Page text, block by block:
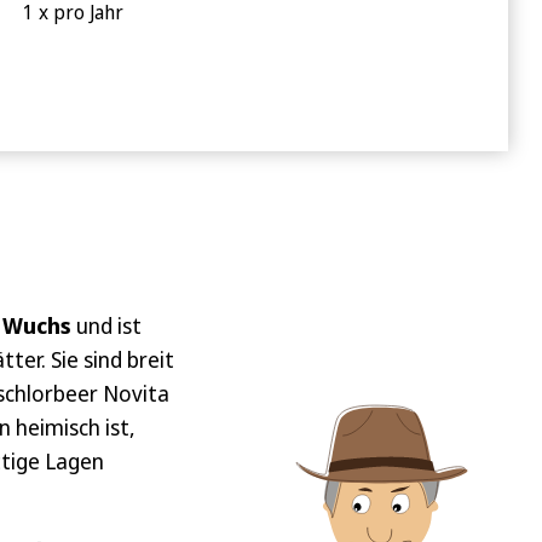
1 x pro Jahr
und ist
Sie sind breit
Novita
heimisch ist,
Lagen